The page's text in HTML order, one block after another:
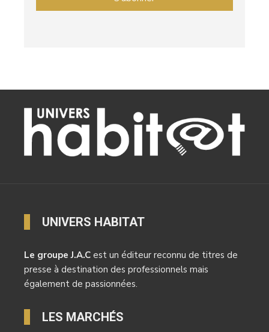
UNIVERS HABITAT
Le groupe J.A.C est un éditeur reconnu de titres de
presse à destination des professionnels mais
également de passionnées.
LES MARCHÉS